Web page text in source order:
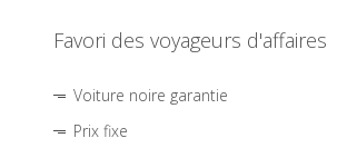
Favori des voyageurs d'affaires
Voiture noire garantie
Prix fixe